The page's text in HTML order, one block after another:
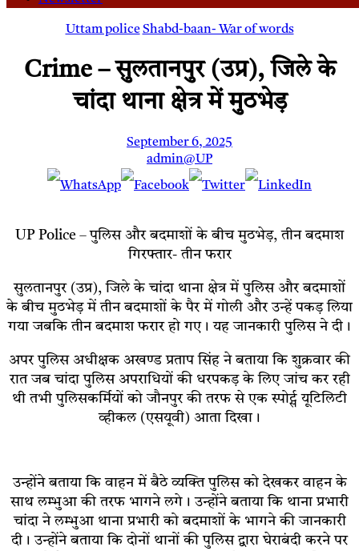
Uttam police Shabd-baan- War of words
Crime – सुलतानपुर (उप्र), जिले के
चांदा थाना क्षेत्र में मुठभेड़
September 6, 2025
admin@UP
UP Police – पुलिस और बदमाशों के बीच मुठभेड़, तीन बदमाश
गिरफ्तार- तीन फरार
सुलतानपुर (उप्र), जिले के चांदा थाना क्षेत्र में पुलिस और बदमाशों
के बीच मुठभेड़ में तीन बदमाशों के पैर में गोली और उन्हें पकड़ लिया
गया जबकि तीन बदमाश फरार हो गए। यह जानकारी पुलिस ने दी।
अपर पुलिस अधीक्षक अखण्ड प्रताप सिंह ने बताया कि शुक्रवार की
रात जब चांदा पुलिस अपराधियों की धरपकड़ के लिए जांच कर रही
थी तभी पुलिसकर्मियों को जौनपुर की तरफ से एक स्पोर्ट्स यूटिलिटी
व्हीकल (एसयूवी) आता दिखा।
उन्होंने बताया कि वाहन में बैठे व्यक्ति पुलिस को देखकर वाहन के
साथ लम्भुआ की तरफ भागने लगे। उन्होंने बताया कि थाना प्रभारी
चांदा ने लम्भुआ थाना प्रभारी को बदमाशों के भागने की जानकारी
दी। उन्होंने बताया कि दोनों थानों की पुलिस द्वारा घेराबंदी करने पर